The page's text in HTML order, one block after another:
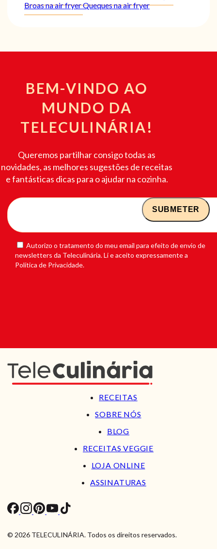
Broas na air fryerQueques na air fryer
BEM-VINDO AO
MUNDO DA
TELECULINÁRIA!
Queremos partilhar consigo todas as
novidades, as melhores sugestões de receitas
e fantásticas dicas para o ajudar na cozinha.
Autorizo o tratamento do meu email para efeito de envio de
newsletters da Teleculinária. Li e aceito expressamente a
Política de Privacidade.
RECEITAS
SOBRE NÓS
BLOG
RECEITAS VEGGIE
LOJA ONLINE
ASSINATURAS
© 2026 TELECULINÁRIA. Todos os direitos reservados.